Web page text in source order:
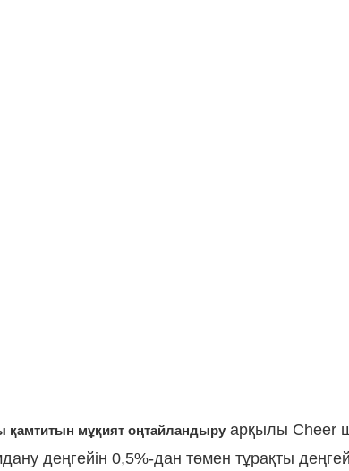
мұқият оңтайландыруарқылы Cheer
деңгейін 0,5%-дан төмен тұрақты